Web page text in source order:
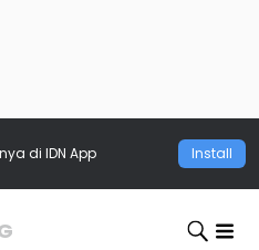
di IDN App Install